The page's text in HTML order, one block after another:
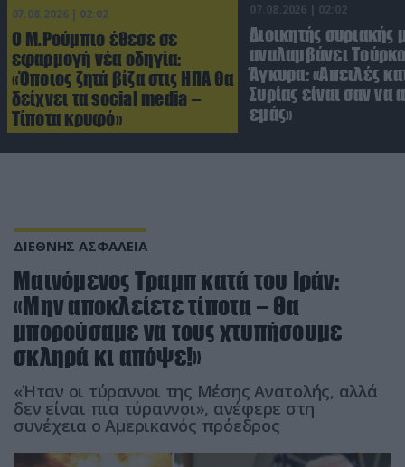
07.08.2026 | 02:02
Ο Μ.Ρούμπιο έθεσε σε
εφαρμογή νέα οδηγία:
«Όποιος ζητά βίζα στις ΗΠΑ θα
δείχνει τα social media –
Τίποτα κρυφό»
07.08.2026 | 02:02
Διοικητής συριακής
αναλαμβάνει
Άγκυρα: «Απειλές
Συρίας είναι σαν να
εμάς»
ΔΙΕΘΝΗΣ ΑΣΦΑΛΕΙΑ
Μαινόμενος Τραμπ κατά του Ιράν:
«Μην αποκλείετε τίποτα – Θα
μπορούσαμε να τους χτυπήσουμε
σκληρά κι απόψε!»
«Ήταν οι τύραννοι της Μέσης Ανατολής, αλλά
δεν είναι πια τύραννοι», ανέφερε στη
συνέχεια ο Αμερικανός πρόεδρος